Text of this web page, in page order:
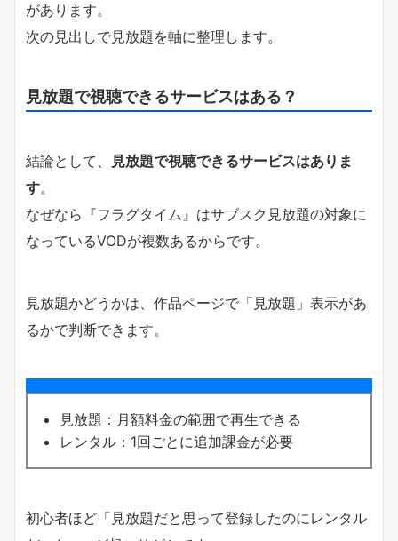
があります。
次の見出しで見放題を軸に整理します。
見放題で視聴できるサービスはある？
結論として、
見放題で視聴できるサービスはありま
す。
なぜなら『フラグタイム』はサブスク見放題の対象に
なっているVODが複数あるからです。
見放題かどうかは、作品ページで「見放題」表示があ
るかで判断できます。
見放題：月額料金の範囲で再生できる
レンタル：1回ごとに追加課金が必要
初心者ほど「見放題だと思って登録したのにレンタル